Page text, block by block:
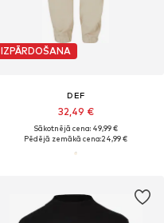
IZPĀRDOŠANA
DEF
32,49 €
Sākotnējā cena: 49,99 €
Pēdējā zemākā cena:24,99 €